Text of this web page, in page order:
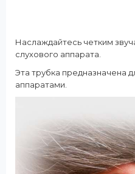
Наслаждайтесь четким
слухового аппарата.
Эта трубка предназначена
аппаратами.